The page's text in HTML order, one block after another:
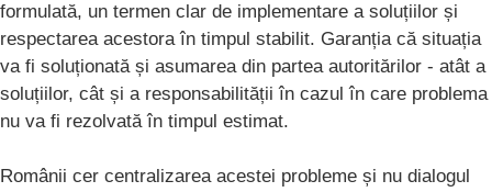
formulată, un termen clar de implementare a soluțiilor și
respectarea acestora în timpul stabilit. Garanția că situația
va fi soluționată și asumarea din partea autoritărilor - atât a
soluțiilor, cât și a responsabilității în cazul în care problema
nu va fi rezolvată în timpul estimat.
Românii cer centralizarea acestei probleme și nu dialogul